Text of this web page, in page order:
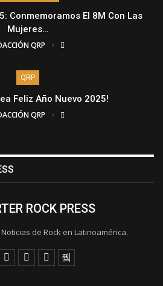
Conmemoramos El 8M Con Las
Mujeres…
QRP
QRP
Feliz Año Nuevo 2025!
QRP
de Rock en Latinoamérica.